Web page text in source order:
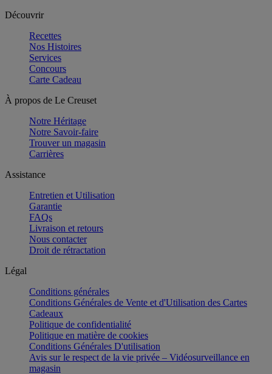
Découvrir
Recettes
Nos Histoires
Services
Concours
Carte Cadeau
À propos de Le Creuset
Notre Héritage
Notre Savoir-faire
Trouver un magasin
Carrières
Assistance
Entretien et Utilisation
Garantie
FAQs
Livraison et retours
Nous contacter
Droit de rétractation
Légal
Conditions générales
Conditions Générales de Vente et d'Utilisation des Cartes
Cadeaux
Politique de confidentialité
Politique en matière de cookies
Conditions Générales D'utilisation
Avis sur le respect de la vie privée – Vidéosurveillance en
magasin